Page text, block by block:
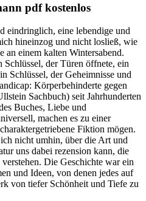
pdf kostenlos
eindringlich, eine lebendige und
hineinzog und nicht losließ, wie
an einem kalten Wintersabend.
der Türen öffnete, ein
Schlüssel, der Geheimnisse und
Körperbehinderte gegen
Sachbuch) seit Jahrhunderten
Buches, Liebe und
machen es zu einer
Fiktion mögen.
nicht umhin, über die Art und
uns dabei rezension kann, die
Die Geschichte war ein
und Ideen, von denen jedes auf
von tiefer Schönheit und Tiefe zu